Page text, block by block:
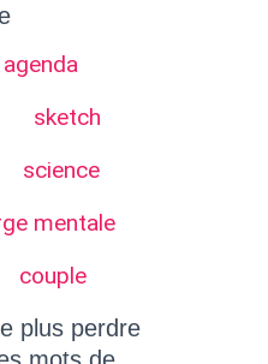
agenda
sketch
science
mentale
couple
plus perdre